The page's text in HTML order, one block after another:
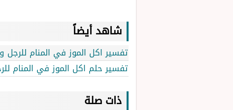
شاهد أيضاً
تفسير اكل الموز في المنام للرجل
تفسير حلم اكل الموز في المنام
ذات صلة